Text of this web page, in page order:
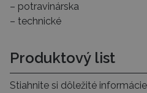
potravinárska
technické
Produktový list
Stiahnite si dôležité